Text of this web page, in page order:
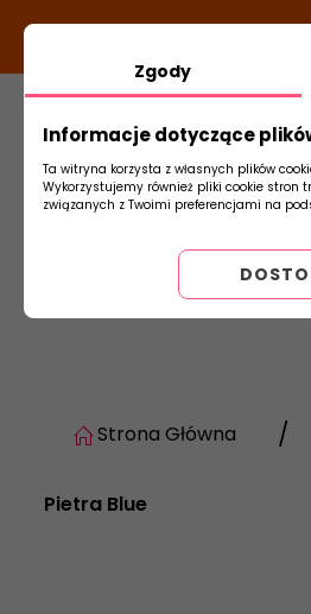
DODATKOWY RABAT Z
Strona Główna
Pietra Blue
Zgody
Informacje dotyczące
Ta witryna korzysta z własnych plików
Wykorzystujemy również pliki cookie
związanych z Twoimi preferencjami na